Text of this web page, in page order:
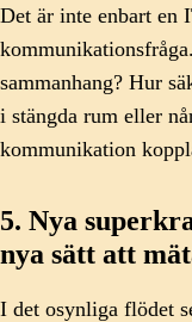
Det är inte enbart en
sammanhang? Hur
i stängda rum eller
kommunikation
5. Nya
nya sätt att
I det osynliga flödet